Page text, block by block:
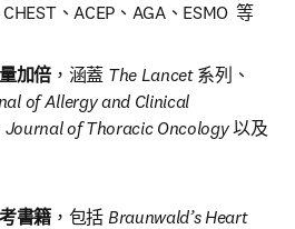
、ACEP、AGA、ESMO  等
加倍 ，涵蓋 The Lancet 系列、
of Allergy and Clinical
Journal of Thoracic Oncology
書籍 ，包括 Braunwald’s Heart